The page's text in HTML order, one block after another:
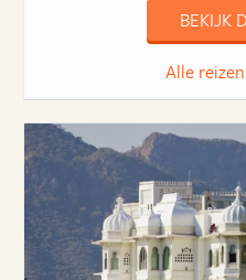
BEKIJK
Alle